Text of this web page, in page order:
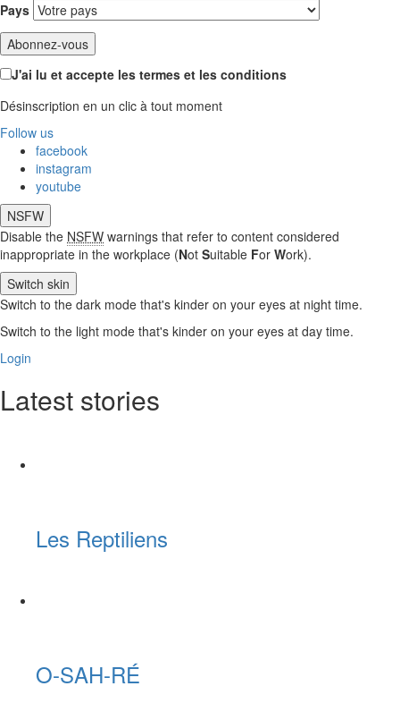
Pays
J'ai lu et accepte les termes et les conditions
Désinscription en un clic à tout moment
Follow us
facebook
instagram
youtube
NSFW
Disable the NSFW warnings that refer to content considered
inappropriate in the workplace (Not Suitable For Work).
Switch skin
Switch to the dark mode that's kinder on your eyes at night time.
Switch to the light mode that's kinder on your eyes at day time.
Login
Latest stories
Les Reptiliens
O-SAH-RÉ